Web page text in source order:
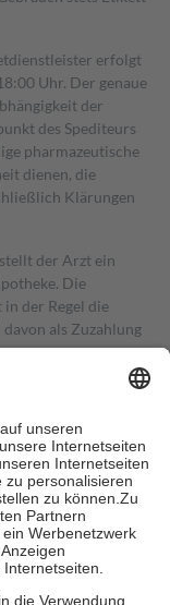
erfolgt
Uhr. Der genaue
der
des Spediteurs
pharmazeutische
dienen, die
Klärungen
der Arzt ein
Die
der Regel die
als Zuzahlung
Höhe von zehn
als die tatsächlichen
Apotheken.
beträgt die
Euro je
Gesundheit zu
zu unterstützen,